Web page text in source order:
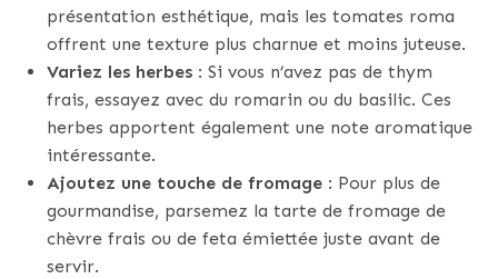
présentation esthétique, mais les tomates roma
offrent une texture plus charnue et moins juteuse.
Variez les herbes : Si vous n’avez pas de thym
frais, essayez avec du romarin ou du basilic. Ces
herbes apportent également une note aromatique
intéressante.
Ajoutez une touche de fromage : Pour plus de
gourmandise, parsemez la tarte de fromage de
chèvre frais ou de feta émiettée juste avant de
servir.